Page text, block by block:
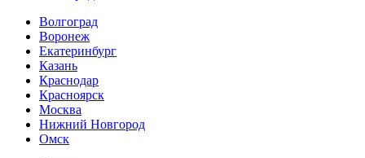
Волгоград
Воронеж
Екатеринбург
Казань
Краснодар
Красноярск
Москва
Нижний Новгород
Омск